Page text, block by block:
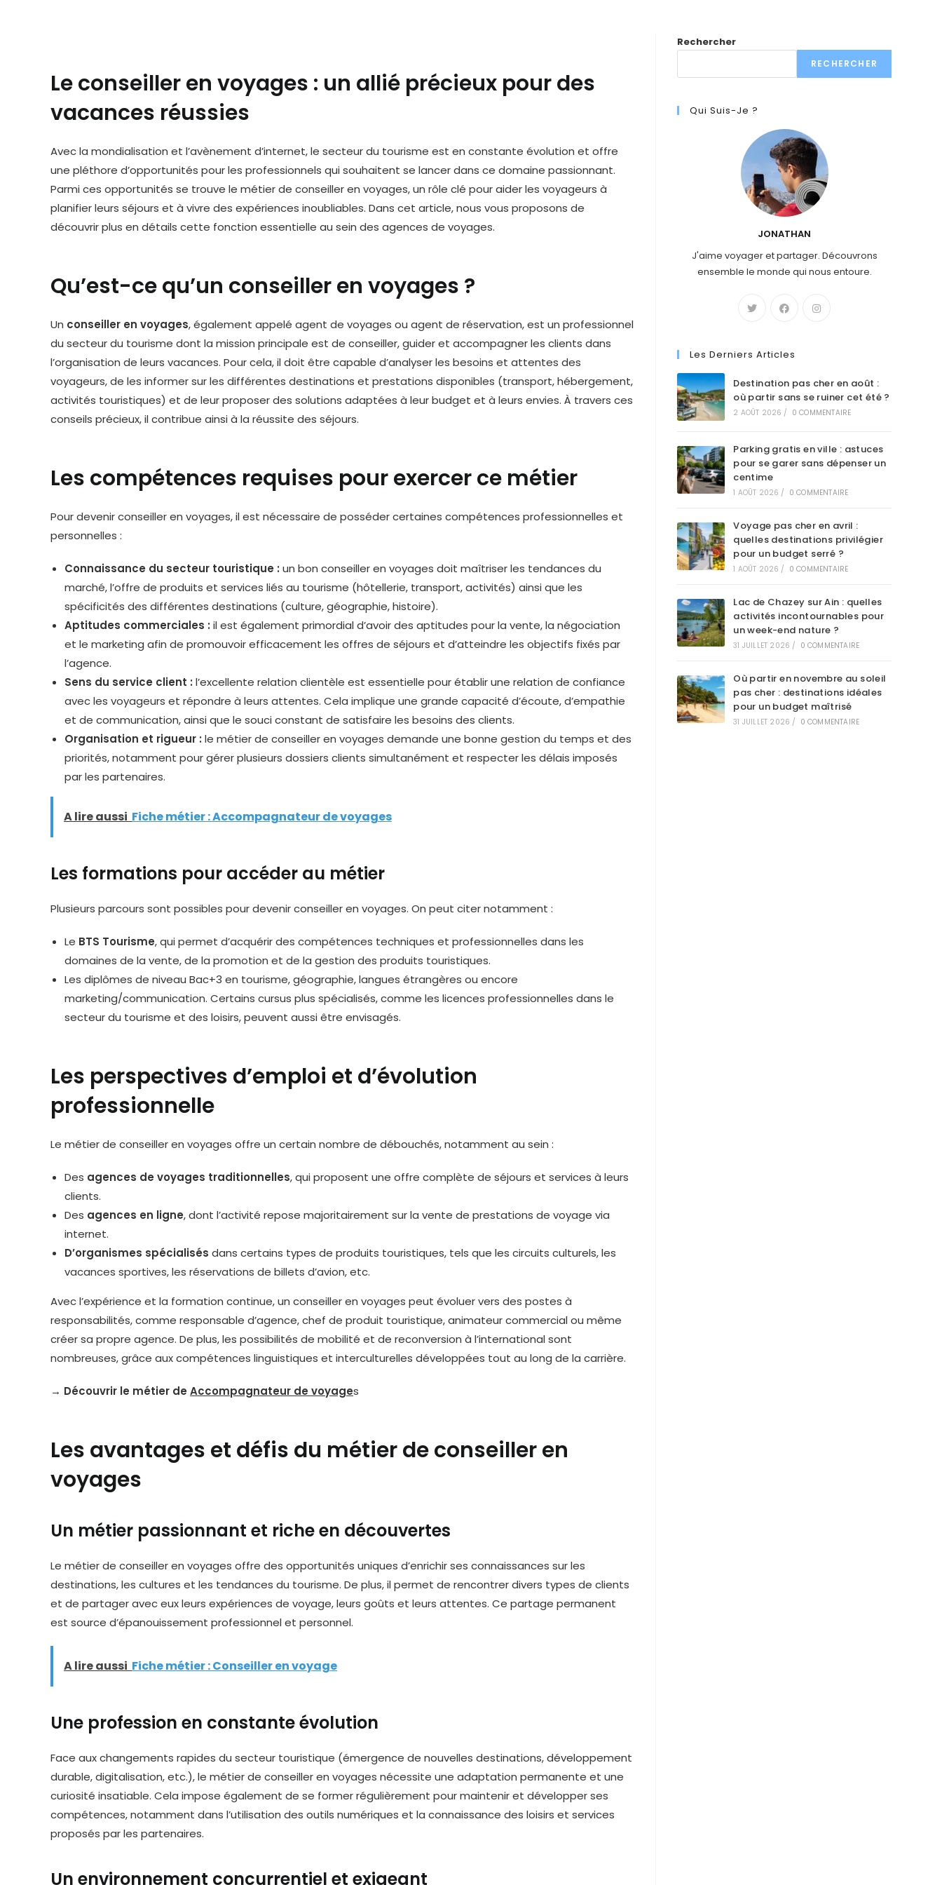
Le conseiller en voyages : un allié précieux pour des
vacances réussies
Avec la mondialisation et l’avènement d’internet, le secteur du tourisme est en constante évolution et offre
une pléthore d’opportunités pour les professionnels qui souhaitent se lancer dans ce domaine passionnant.
Parmi ces opportunités se trouve le métier de conseiller en voyages, un rôle clé pour aider les voyageurs à
planifier leurs séjours et à vivre des expériences inoubliables. Dans cet article, nous vous proposons de
découvrir plus en détails cette fonction essentielle au sein des agences de voyages.
Qu’est-ce qu’un conseiller en voyages ?
Un conseiller en voyages, également appelé agent de voyages ou agent de réservation, est un professionnel
du secteur du tourisme dont la mission principale est de conseiller, guider et accompagner les clients dans
l’organisation de leurs vacances. Pour cela, il doit être capable d’analyser les besoins et attentes des
voyageurs, de les informer sur les différentes destinations et prestations disponibles (transport, hébergement,
activités touristiques) et de leur proposer des solutions adaptées à leur budget et à leurs envies. À travers ces
conseils précieux, il contribue ainsi à la réussite des séjours.
Les compétences requises pour exercer ce métier
Pour devenir conseiller en voyages, il est nécessaire de posséder certaines compétences professionnelles et
personnelles :
Connaissance du secteur touristique : un bon conseiller en voyages doit maîtriser les tendances du
marché, l’offre de produits et services liés au tourisme (hôtellerie, transport, activités) ainsi que les
spécificités des différentes destinations (culture, géographie, histoire).
Aptitudes commerciales : il est également primordial d’avoir des aptitudes pour la vente, la négociation
et le marketing afin de promouvoir efficacement les offres de séjours et d’atteindre les objectifs fixés par
l’agence.
Sens du service client : l’excellente relation clientèle est essentielle pour établir une relation de confiance
avec les voyageurs et répondre à leurs attentes. Cela implique une grande capacité d’écoute, d’empathie
et de communication, ainsi que le souci constant de satisfaire les besoins des clients.
Organisation et rigueur : le métier de conseiller en voyages demande une bonne gestion du temps et des
priorités, notamment pour gérer plusieurs dossiers clients simultanément et respecter les délais imposés
par les partenaires.
A lire aussi Fiche métier : Accompagnateur de voyages
Les formations pour accéder au métier
Plusieurs parcours sont possibles pour devenir conseiller en voyages. On peut citer notamment :
Le BTS Tourisme, qui permet d’acquérir des compétences techniques et professionnelles dans les
domaines de la vente, de la promotion et de la gestion des produits touristiques.
Les diplômes de niveau Bac+3 en tourisme, géographie, langues étrangères ou encore
marketing/communication. Certains cursus plus spécialisés, comme les licences professionnelles dans le
secteur du tourisme et des loisirs, peuvent aussi être envisagés.
Les perspectives d’emploi et d’évolution
professionnelle
Le métier de conseiller en voyages offre un certain nombre de débouchés, notamment au sein :
Des agences de voyages traditionnelles, qui proposent une offre complète de séjours et services à leurs
clients.
Des agences en ligne, dont l’activité repose majoritairement sur la vente de prestations de voyage via
internet.
D’organismes spécialisés dans certains types de produits touristiques, tels que les circuits culturels, les
vacances sportives, les réservations de billets d’avion, etc.
Avec l’expérience et la formation continue, un conseiller en voyages peut évoluer vers des postes à
responsabilités, comme responsable d’agence, chef de produit touristique, animateur commercial ou même
créer sa propre agence. De plus, les possibilités de mobilité et de reconversion à l’international sont
nombreuses, grâce aux compétences linguistiques et interculturelles développées tout au long de la carrière.
→ Découvrir le métier de Accompagnateur de voyages
Les avantages et défis du métier de conseiller en
voyages
Un métier passionnant et riche en découvertes
Le métier de conseiller en voyages offre des opportunités uniques d’enrichir ses connaissances sur les
destinations, les cultures et les tendances du tourisme. De plus, il permet de rencontrer divers types de clients
et de partager avec eux leurs expériences de voyage, leurs goûts et leurs attentes. Ce partage permanent
est source d’épanouissement professionnel et personnel.
A lire aussi Fiche métier : Conseiller en voyage
Une profession en constante évolution
Face aux changements rapides du secteur touristique (émergence de nouvelles destinations, développement
durable, digitalisation, etc.), le métier de conseiller en voyages nécessite une adaptation permanente et une
curiosité insatiable. Cela impose également de se former régulièrement pour maintenir et développer ses
compétences, notamment dans l’utilisation des outils numériques et la connaissance des loisirs et services
proposés par les partenaires.
Un environnement concurrentiel et exigeant
Rechercher
RECHERCHER
Qui Suis-Je ?
JONATHAN
J'aime voyager et partager. Découvrons
ensemble le monde qui nous entoure.
Les Derniers Articles
Destination pas cher en août :
où partir sans se ruiner cet été ?
2 AOÛT 2026 / 0 COMMENTAIRE
Parking gratis en ville : astuces
pour se garer sans dépenser un
centime
1 AOÛT 2026 / 0 COMMENTAIRE
Voyage pas cher en avril :
quelles destinations privilégier
pour un budget serré ?
1 AOÛT 2026 / 0 COMMENTAIRE
Lac de Chazey sur Ain : quelles
activités incontournables pour
un week-end nature ?
31 JUILLET 2026 / 0 COMMENTAIRE
Où partir en novembre au soleil
pas cher : destinations idéales
pour un budget maîtrisé
31 JUILLET 2026 / 0 COMMENTAIRE